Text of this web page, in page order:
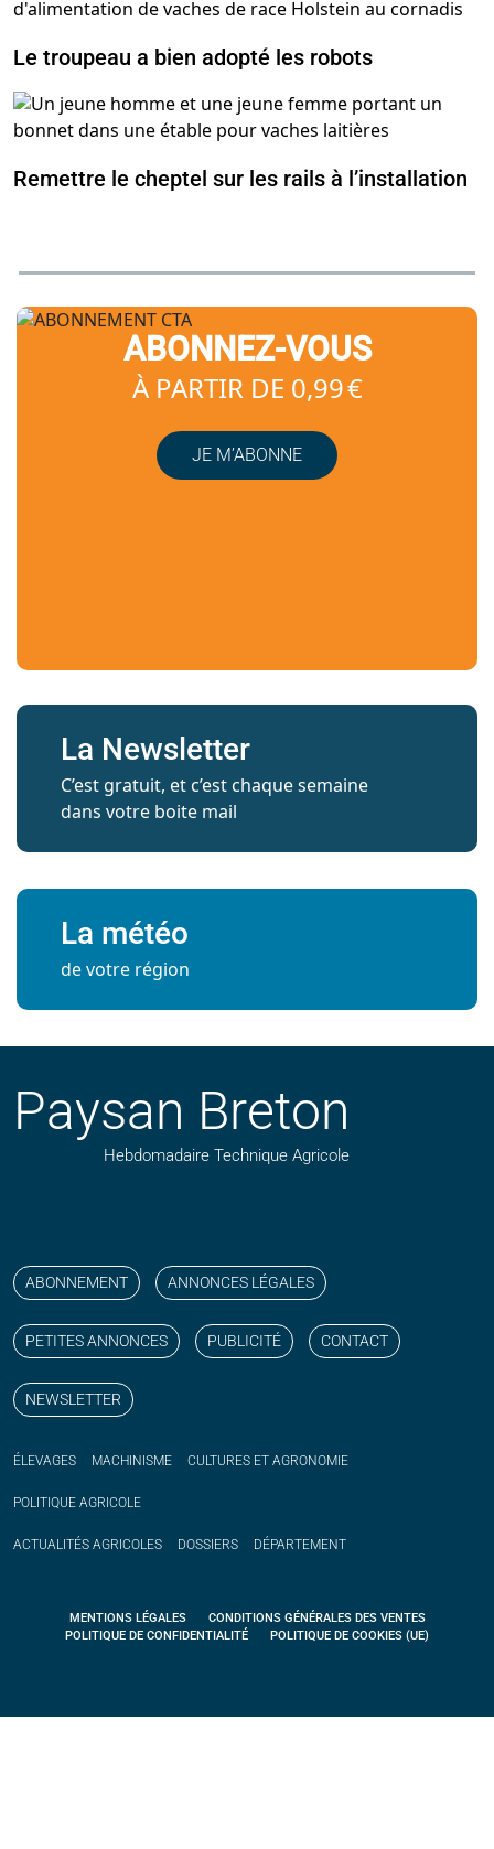
Le troupeau a bien adopté les robots
Remettre le cheptel sur les rails à l’installation
ABONNEZ-VOUS
À PARTIR DE 0,99 €
JE M’ABONNE
La Newsletter
C’est gratuit, et c’est chaque semaine
dans votre boite mail
La météo
de votre région
Paysan Breton
Hebdomadaire Technique Agricole
ABONNEMENT ANNONCES LÉGALES
PETITES ANNONCES PUBLICITÉ CONTACT
NEWSLETTER
ÉLEVAGES MACHINISME CULTURES ET AGRONOMIE
POLITIQUE AGRICOLE
ACTUALITÉS AGRICOLES DOSSIERS DÉPARTEMENT
MENTIONS LÉGALES
CONDITIONS GÉNÉRALES DES VENTES
POLITIQUE DE CONFIDENTIALITÉ
POLITIQUE DE COOKIES (UE)